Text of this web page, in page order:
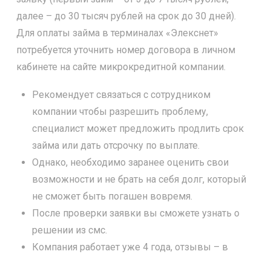
далее – до 30 тысяч рублей на срок до 30 дней).
Для оплаты займа в терминалах «Элекснет»
потребуется уточнить номер договора в личном
кабинете на сайте микрокредитной компании.
Рекомендует связаться с сотрудником
компании чтобы разрешить проблему,
специалист может предложить продлить срок
займа или дать отсрочку по выплате.
Однако, необходимо заранее оценить свои
возможности и не брать на себя долг, который
не сможет быть погашен вовремя.
После проверки заявки вы сможете узнать о
решении из смс.
Компания работает уже 4 года, отзывы – в